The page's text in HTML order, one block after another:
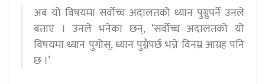
अब यो विषयमा सर्वोच्च अदालतको ध्यान पुग्नुपर्ने उनले
बताए । उनले भनेका छन्, ‘सर्वोच्च अदालतको यो
विषयमा ध्यान पुगोस्, ध्यान पुग्नैपर्छ भन्ने विनम्र आग्रह पनि
छ ।’